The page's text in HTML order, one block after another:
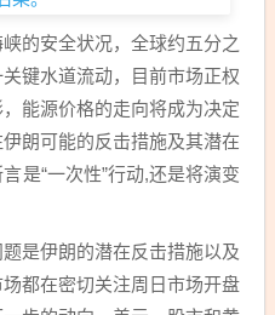
的安全状况，全球约五分之
键水道流动，目前市场正权
能源价格的走向将成为决定
朗可能的反击措施及其潜在
是“一次性”行动,还是将演变
是伊朗的潜在反击措施以及
都在密切关注周日市场开盘